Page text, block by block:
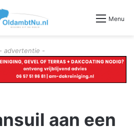
Menu
- advertentie -
aan een